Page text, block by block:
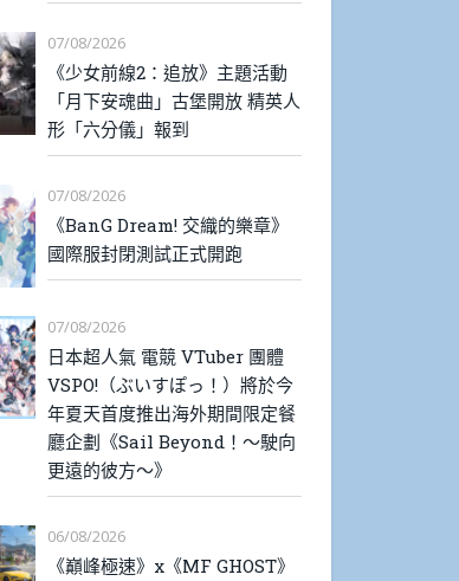
07/08/2026
《少女前線2：追放》主題活動
「月下安魂曲」古堡開放 精英人
形「六分儀」報到
07/08/2026
《BanG Dream! 交織的樂章》
國際服封閉測試正式開跑
07/08/2026
日本超人氣 電競 VTuber 團體
VSPO!（ぶいすぽっ！）將於今
年夏天首度推出海外期間限定餐
廳企劃《Sail Beyond！～駛向
更遠的彼方～》
06/08/2026
《巔峰極速》x《MF GHOST》